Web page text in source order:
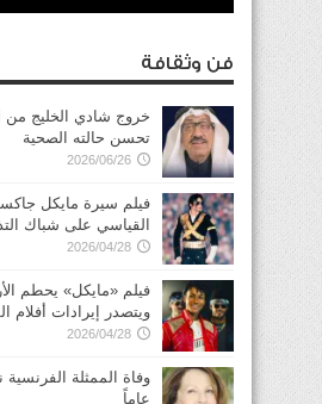
فن وثقافة
خروج شادي الخليج
تحسن حالته الصحية
2026/06/26
فيلم سيرة مايكل
القياسي على شباك
2026/04/28
فيلم «مايكل» يحطم
ويتصدر إيرادات أفلام
2026/04/28
عاماً